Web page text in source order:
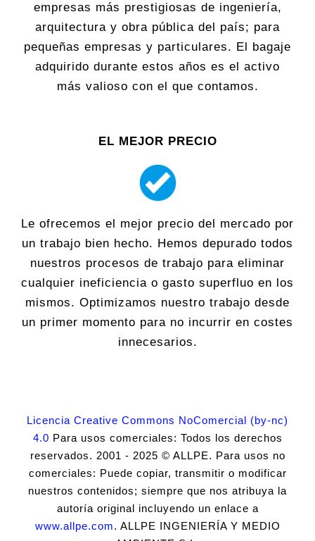
empresas más prestigiosas de ingeniería,
arquitectura y obra pública del país; para
pequeñas empresas y particulares. El bagaje
adquirido durante estos años es el activo
más valioso con el que contamos.
EL MEJOR PRECIO
Le ofrecemos el mejor precio del mercado por
un trabajo bien hecho. Hemos depurado todos
nuestros procesos de trabajo para eliminar
cualquier ineficiencia o gasto superfluo en los
mismos. Optimizamos nuestro trabajo desde
un primer momento para no incurrir en costes
innecesarios.
Licencia Creative Commons NoComercial (by-nc)
4.0 Para usos comerciales: Todos los derechos
reservados. 2001 - 2025 © ALLPE. Para usos no
comerciales: Puede copiar, transmitir o modificar
nuestros contenidos; siempre que nos atribuya la
autoría original incluyendo un enlace a
www.allpe.com. ALLPE INGENIERÍA Y MEDIO